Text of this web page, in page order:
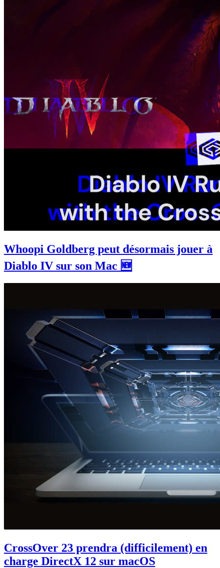
Whoopi Goldberg peut désormais jouer à
Diablo IV sur son Mac 🆕
CrossOver 23 prendra (difficilement) en
charge DirectX 12 sur macOS